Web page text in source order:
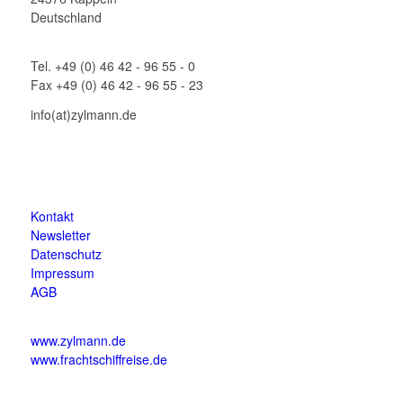
Deutschland
Tel. +49 (0) 46 42 - 96 55 - 0
Fax +49 (0) 46 42 - 96 55 - 23
info(at)zylmann.de
Kontakt
Newsletter
Datenschutz
Impressum
AGB
www.zylmann.de
www.frachtschiffreise.de